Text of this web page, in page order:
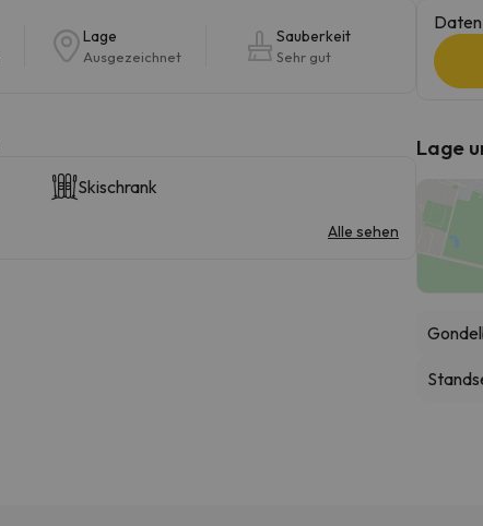
Lage
Ausgezeichnet
Sauberkeit
Sehr gut
Skischrank
Alle sehen
Lage